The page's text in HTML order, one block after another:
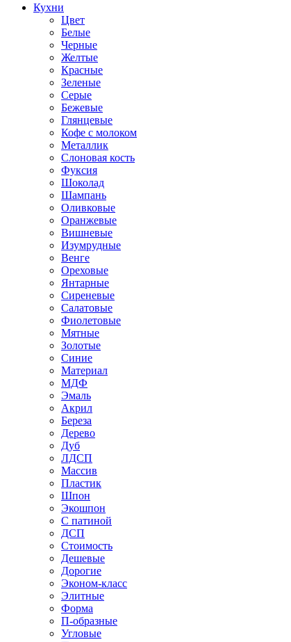
Кухни
Цвет
Белые
Черные
Желтые
Красные
Зеленые
Серые
Бежевые
Глянцевые
Кофе с молоком
Металлик
Слоновая кость
Фуксия
Шоколад
Шампань
Оливковые
Оранжевые
Вишневые
Изумрудные
Венге
Ореховые
Янтарные
Сиреневые
Салатовые
Фиолетовые
Мятные
Золотые
Синие
Материал
МДФ
Эмаль
Акрил
Береза
Дерево
Дуб
ЛДСП
Массив
Пластик
Шпон
Экошпон
С патиной
ДСП
Стоимость
Дешевые
Дорогие
Эконом-класс
Элитные
Форма
П-образные
Угловые